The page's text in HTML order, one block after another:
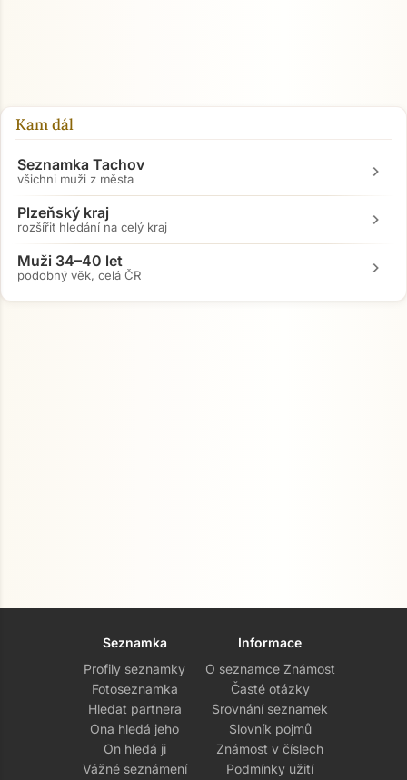
Kam dál
Seznamka Tachov
všichni muži z města chevron_right
Plzeňský kraj
rozšířit hledání na celý kraj chevron_right
Muži 34–40 let
podobný věk, celá ČR chevron_right
Seznamka
Profily seznamky
Fotoseznamka
Hledat partnera
Ona hledá jeho
On hledá ji
Vážné seznámení
Informace
O seznamce Známost
Časté otázky
Srovnání seznamek
Slovník pojmů
Známost v číslech
Podmínky užití